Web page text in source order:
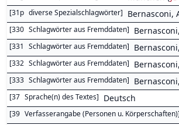
[31p diverse Spezialschlagwörter] Bernasconi,
[330 Schlagwörter aus Fremddaten]
[331 Schlagwörter aus Fremddaten]
[332 Schlagwörter aus Fremddaten]
[333 Schlagwörter aus Fremddaten]
[37 Sprache(n) des Textes] Deutsch
[39 Verfasserangabe (Personen u. Körperschaften)]